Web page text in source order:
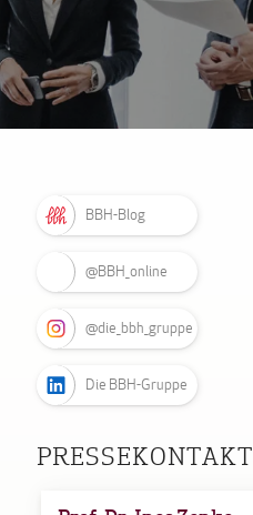
BBH-Blog
@BBH_online
@die_bbh_gruppe
Die BBH-Gruppe
PRESSEKONTAKT